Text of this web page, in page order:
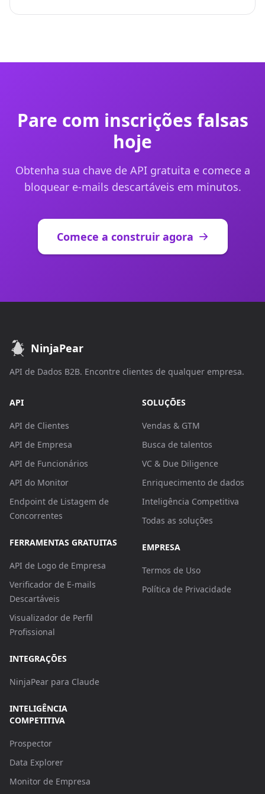
Pare com inscrições falsas
hoje
Obtenha sua chave de API gratuita e comece a
bloquear e-mails descartáveis em minutos.
Comece a construir agora
NinjaPear
API de Dados B2B. Encontre clientes de qualquer empresa.
API
API de Clientes
API de Empresa
API de Funcionários
API do Monitor
Endpoint de Listagem de
Concorrentes
FERRAMENTAS GRATUITAS
API de Logo de Empresa
Verificador de E-mails
Descartáveis
Visualizador de Perfil
Profissional
INTEGRAÇÕES
NinjaPear para Claude
INTELIGÊNCIA
COMPETITIVA
Prospector
Data Explorer
Monitor de Empresa
SOLUÇÕES
Vendas & GTM
Busca de talentos
VC & Due Diligence
Enriquecimento de dados
Inteligência Competitiva
Todas as soluções
EMPRESA
Termos de Uso
Política de Privacidade